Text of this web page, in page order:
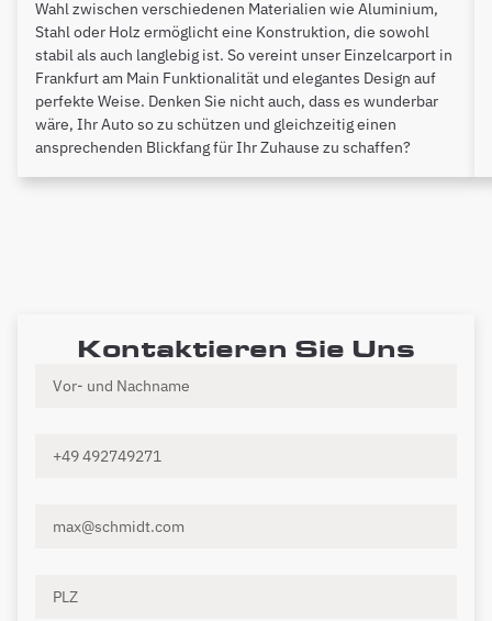
Wahl zwischen verschiedenen Materialien wie Aluminium,
Stahl oder Holz ermöglicht eine Konstruktion, die sowohl
stabil als auch langlebig ist. So vereint unser Einzelcarport in
Frankfurt am Main Funktionalität und elegantes Design auf
perfekte Weise. Denken Sie nicht auch, dass es wunderbar
wäre, Ihr Auto so zu schützen und gleichzeitig einen
ansprechenden Blickfang für Ihr Zuhause zu schaffen?
Kontaktieren Sie Uns